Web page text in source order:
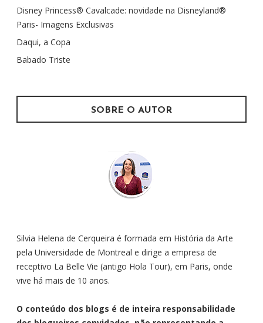
a
r
p
o
Disney Princess® Cavalcade: novidade na Disneyland®
Paris- Imagens Exclusivas
Daqui, a Copa
Babado Triste
SOBRE O AUTOR
Silvia Helena de Cerqueira é formada em História da Arte
pela Universidade de Montreal e dirige a empresa de
receptivo La Belle Vie (antigo Hola Tour), em Paris, onde
vive há mais de 10 anos.
O conteúdo dos blogs é de inteira responsabilidade